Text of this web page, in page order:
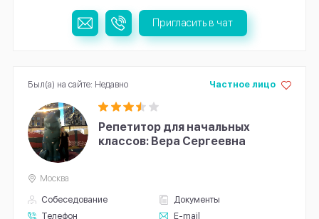
Пригласить в чат
Репетитор для начальных
классов: Вера Сергеевна
Собеседование
Документы
Телефон
E-mail
Частное лицо
Москва
Был(а) на сайте: Недавно